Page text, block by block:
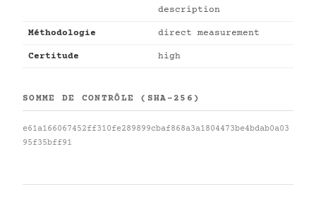
description
Méthodologie direct measurement
Certitude high
SOMME DE CONTRÔLE (SHA-256)
e61a166067452ff310fe289899cbaf868a3a1804473be4bdab0a03
95f35bff91